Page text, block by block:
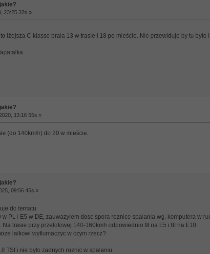
23:25 32s »
lżejsza C klasse brała 13 w trasie i 18 po mieście. Nie przewiduje by tu było
13:16 55s »
(do 140km/h) do 20 w mieście.
09:56 45s »
do tematu.
PL i E5 w DE, zauwazylem dosc spora roznice spalania wg. komputera w
Na trasie przy przelotowej 140-160kmh odpowiednio 9l na E5 i 8l na E10.
laikowi wytlumaczyc w czym rzecz?
TSI i nie bylo zadnych roznic w spalaniu.